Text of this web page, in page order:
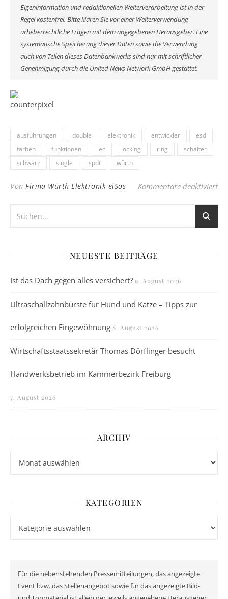
Eigeninformation und redaktionellen Weiterverarbeitung ist in der
Regel kostenfrei. Bitte klären Sie vor einer Weiterverwendung
urheberrechtliche Fragen mit dem angegebenen Herausgeber. Eine
systematische Speicherung dieser Daten sowie die Verwendung
auch von Teilen dieses Datenbankwerks sind nur mit schriftlicher
Genehmigung durch die United News Network GmbH gestattet.
ausführungen double elektronik entwickler
esd
farben
funktionen iec locking ring
schalter
schwarz
single spdt würth
Von Firma Würth Elektronik eiSos Kommentare deaktiviertfür
NEUESTE BEITRÄGE
Ist das Dach gegen alles versichert? 9. August 2026
Ultraschallzahnbürste für Hund und Katze – Tipps zur
erfolgreichen Eingewöhnung 8. August 2026
Wirtschaftsstaatssekretär Thomas Dörflinger besucht
Handwerksbetrieb im Kammerbezirk Freiburg
7. August 2026
ARCHIV
KATEGORIEN
Für die nebenstehenden Pressemitteilungen, das angezeigte
Event bzw. das Stellenangebot sowie für das angezeigte Bild-